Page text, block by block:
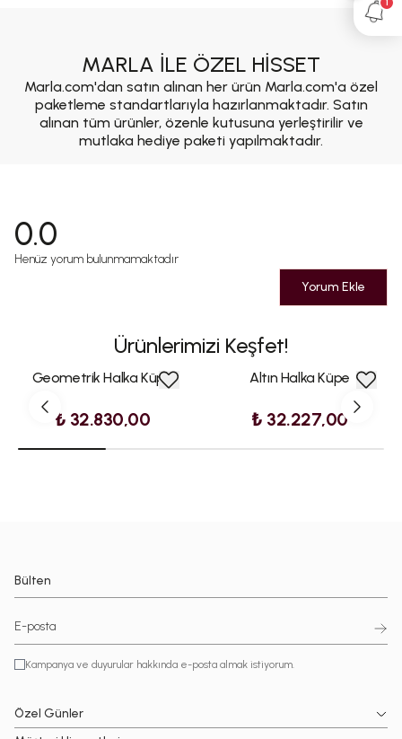
MARLA İLE ÖZEL HİSSET
Marla.com'dan satın alınan her ürün Marla.com'a özel
paketleme standartlarıyla hazırlanmaktadır. Satın
alınan tüm ürünler, özenle kutusuna yerleştirilir ve
mutlaka hediye paketi yapılmaktadır.
0.0
Henüz yorum bulunmamaktadır
Yorum Ekle
Ürünlerimizi Keşfet!
Geometrik Halka Küpe
₺ 32.830,00
Altın Halka Küpe
₺ 32.227,00
Bülten
Kampanya ve duyurular hakkında e-posta almak istiyorum.
Özel Günler